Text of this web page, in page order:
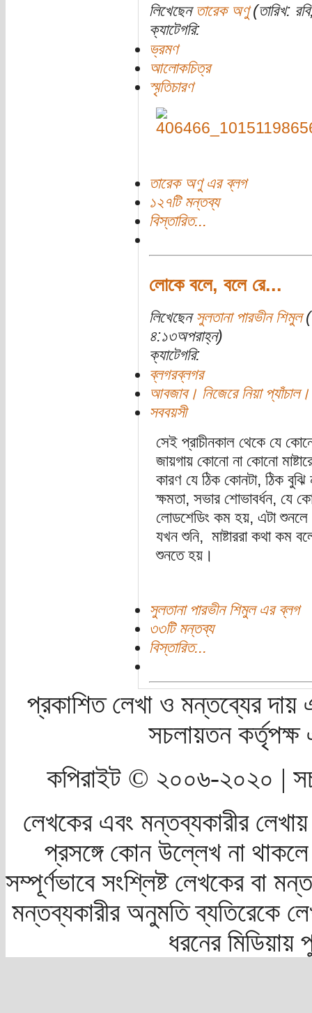
লিখেছেন তারেক অণু(তারিখ:
ক্যাটেগরি:
ভ্রমণ
আলোকচিত্র
স্মৃতিচারণ
তারেক অণু এর ব্লগ
১২৭টি মন্তব্য
বিস্তারিত...
লোকে বলে, বলে রে...
লিখেছেন সুলতানা পারভীন শিমুল
৪:১৩অপরাহ্ন)
ক্যাটেগরি:
ব্লগরব্লগর
আবজাব। নিজেরে নিয়া প্যাঁচাল।
সববয়সী
সেই প্রাচীনকাল থেকে যে
জায়গায় কোনো না কোনো
কারণ যে ঠিক কোনটা, ঠিক বুঝি
ক্ষমতা, সভার শোভাবর্ধন, যে
লোডশেডিং কম হয়, এটা
যখন শুনি, মাষ্টাররা কথা
শুনতে হয়।
সুলতানা পারভীন শিমুল এর ব্লগ
৩৩টি মন্তব্য
বিস্তারিত...
প্রকাশিত লেখা ও মন্তব্যের দায়
সচলায়তন
কপিরাইট © ২০০৬-২০২০ |
লেখকের এবং মন্তব্যকারীর
প্রসঙ্গে কোন উল্লেখ না
সম্পূর্ণভাবে সংশ্লিষ্ট লেখকের বা
মন্তব্যকারীর অনুমতি ব্যতিরেকে
ধরনের মিডিয়ায়